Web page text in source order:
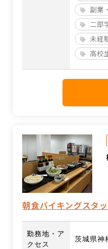
副業
二部
未経
高校
朝食バイキングスタ
勤務地・ア
クセス
茨城県神